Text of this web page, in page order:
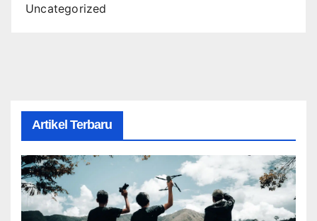
Uncategorized
Artikel Terbaru